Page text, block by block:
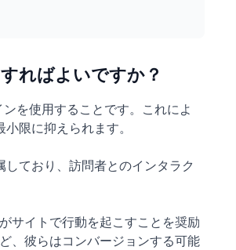
ればよいですか？
を使用することです。これによ
限に抑えられます。
ており、訪問者とのインタラク
サイトで行動を起こすことを奨励
、彼らはコンバージョンする可能